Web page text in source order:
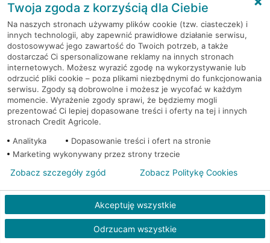
Warszawa, Ciszewskiego
15
Bankomat (Planet
Cash)
Warszawa, Conrada 11 Bankomat (Planet Cash)
Warszawa, Czarodzieja
28
Bankomat (Planet
Cash)
Warszawa, Czerska 18 Bankomat (Planet Cash)
Warszawa, Domaniewska
42
Bankomat (Planet
Cash)
Warszawa, Domaniewska
52
Bankomat (Planet
Cash)
Twoja zgoda z korzyścią dla Ciebie
Na naszych stronach używamy plików cookie (tzw. ciasteczek) i
innych technologii, aby zapewnić prawidłowe działanie serwisu,
dostosowywać jego zawartość do Twoich potrzeb, a także
dostarczać Ci spersonalizowane reklamy na innych stronach
internetowych. Możesz wyrazić zgodę na wykorzystywanie lub
odrzucić pliki cookie – poza plikami niezbędnymi do funkcjonowania
serwisu. Zgody są dobrowolne i możesz je wycofać w każdym
momencie. Wyrażenie zgody sprawi, że będziemy mogli
prezentować Ci lepiej dopasowane treści i oferty na tej i innych
stronach Credit Agricole.
Analityka
Dopasowanie treści i ofert na stronie
Marketing wykonywany przez strony trzecie
Akceptuję wszystkie
Odrzucam wszystkie
Zobacz szczegóły zgód Zobacz Politykę Cookies